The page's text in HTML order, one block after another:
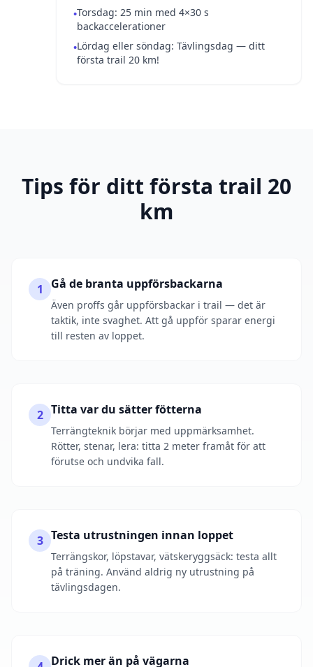
•Torsdag: 25 min med 4×30 s
backaccelerationer
•Lördag eller söndag: Tävlingsdag — ditt
första trail 20 km!
Tips för ditt första trail 20
km
1 Gå de branta uppförsbackarna
Även proffs går uppförsbackar i trail — det är
taktik, inte svaghet. Att gå uppför sparar energi
till resten av loppet.
2 Titta var du sätter fötterna
Terrängteknik börjar med uppmärksamhet.
Rötter, stenar, lera: titta 2 meter framåt för att
förutse och undvika fall.
3 Testa utrustningen innan loppet
Terrängskor, löpstavar, vätskeryggsäck: testa allt
på träning. Använd aldrig ny utrustning på
tävlingsdagen.
Drick mer än på vägarna